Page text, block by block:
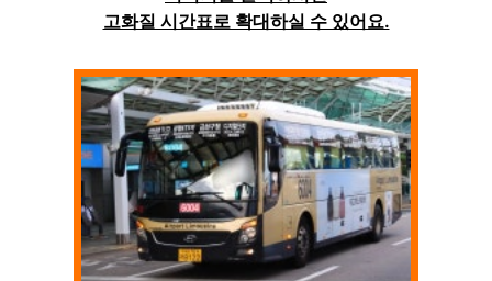
고화질 시간표로 확대하실 수 있어요.